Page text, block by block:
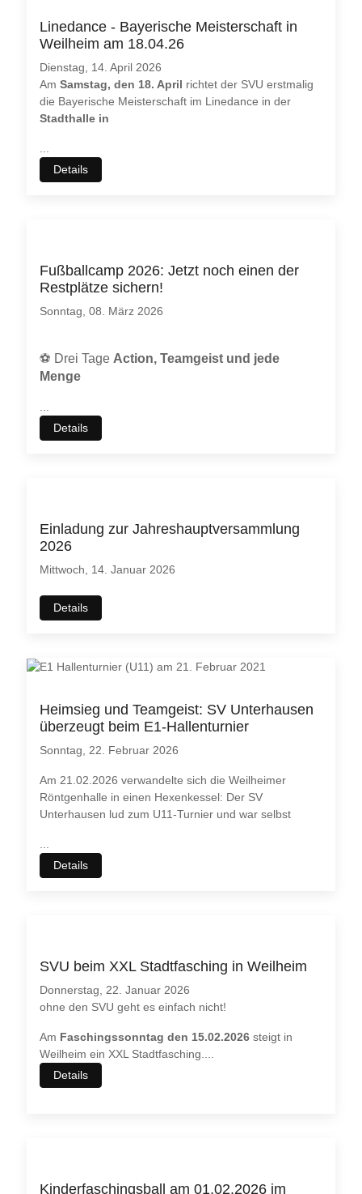
Linedance - Bayerische Meisterschaft in
Weilheim am 18.04.26
Dienstag, 14. April 2026
AmSamstag, den 18. April richtet der SVU erstmalig
die Bayerische Meisterschaft im Linedance in der
Stadthalle in
...
Details
Fußballcamp 2026: Jetzt noch einen der
Restplätze sichern!
Sonntag, 08. März 2026
⚽ Drei Tage Action, Teamgeist und jede
Menge
...
Details
Einladung zur Jahreshauptversammlung
2026
Mittwoch, 14. Januar 2026
Details
Heimsieg und Teamgeist: SV Unterhausen
überzeugt beim E1-Hallenturnier
Sonntag, 22. Februar 2026
Am 21.02.2026 verwandelte sich die Weilheimer
Röntgenhalle in einen Hexenkessel: Der SV
Unterhausen lud zum U11-Turnier und war selbst
Details
SVU beim XXL Stadtfasching in Weilheim
Donnerstag, 22. Januar 2026
ohne den SVU geht es einfach nicht!
Am Faschingssonntag den 15.02.2026 steigt in
Weilheim ein XXL Stadtfasching.
Details
Kinderfaschingsball am 01.02.2026 im